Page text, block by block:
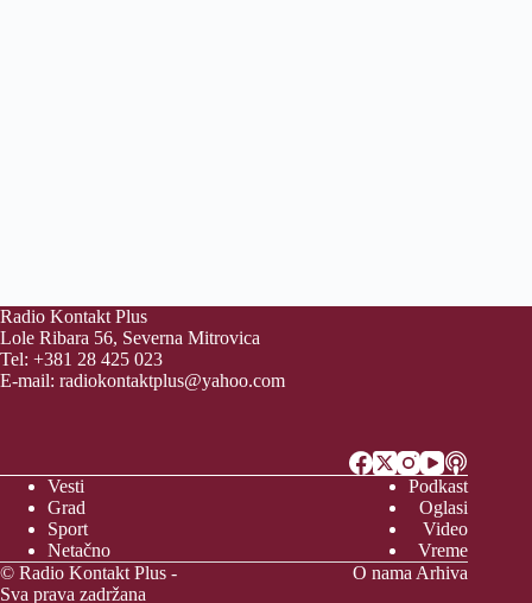
Radio Kontakt Plus
Lole Ribara 56, Severna Mitrovica
Tel: +381 28 425 023
E-mail: radiokontaktplus@yahoo.com
Vesti
Grad
Sport
Netačno
Podkast
Oglasi
Video
Vreme
© Radio Kontakt Plus -
Sva prava zadržana
O nama Arhiva